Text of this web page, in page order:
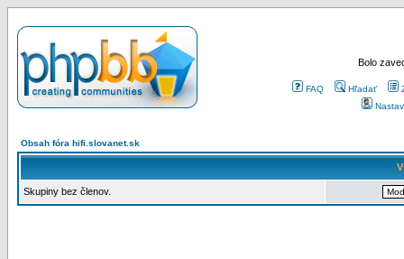
Bolo
FAQ Hľadať
Obsah fóra hifi.slovanet.sk
Skupiny bez členov.